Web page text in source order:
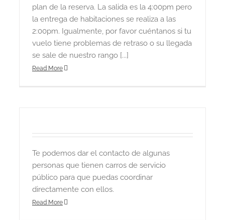
plan de la reserva. La salida es la 4:00pm pero
la entrega de habitaciones se realiza a las
2:00pm. Igualmente, por favor cuéntanos si tu
vuelo tiene problemas de retraso o su llegada
se sale de nuestro rango [...]
Read More
Te podemos dar el contacto de algunas
personas que tienen carros de servicio
público para que puedas coordinar
directamente con ellos.
Read More